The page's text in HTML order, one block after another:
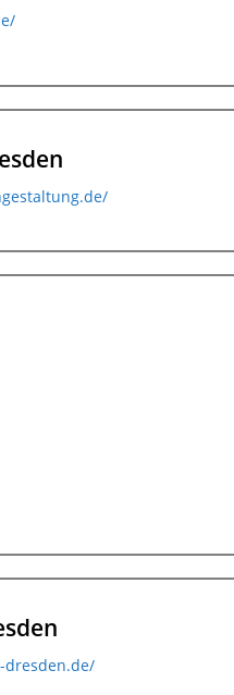
dresden.de/